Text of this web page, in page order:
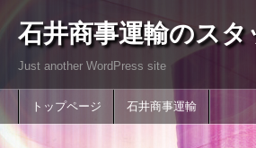
石井商事運輸のス
Just another WordPress site
トップページ 石井商事運輸